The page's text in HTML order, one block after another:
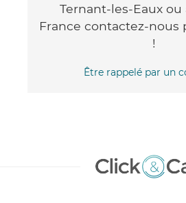
Ternant-les-Eaux
France contactez-nous
!
Être rappelé par un